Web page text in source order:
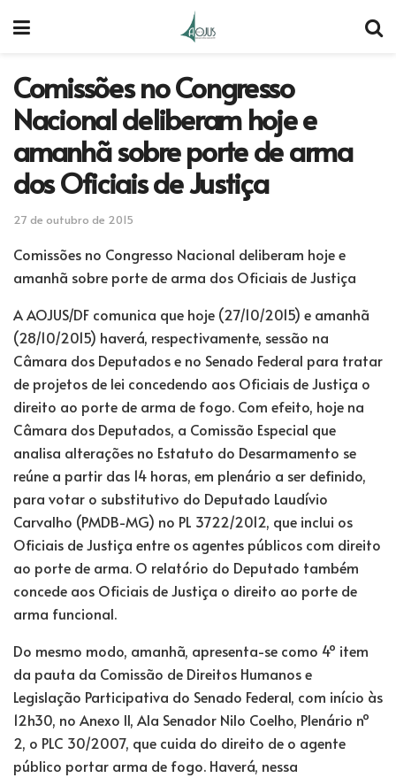
Comissões no Congresso
Nacional deliberam hoje e
amanhã sobre porte de arma
dos Oficiais de Justiça
27 de outubro de 2015
Comissões no Congresso Nacional deliberam hoje e
amanhã sobre porte de arma dos Oficiais de Justiça
A AOJUS/DF comunica que hoje (27/10/2015) e amanhã
(28/10/2015) haverá, respectivamente, sessão na
Câmara dos Deputados e no Senado Federal para tratar
de projetos de lei concedendo aos Oficiais de Justiça o
direito ao porte de arma de fogo. Com efeito, hoje na
Câmara dos Deputados, a Comissão Especial que
analisa alterações no Estatuto do Desarmamento se
reúne a partir das 14 horas, em plenário a ser definido,
para votar o substitutivo do Deputado Laudívio
Carvalho (PMDB-MG) no PL 3722/2012, que inclui os
Oficiais de Justiça entre os agentes públicos com direito
ao porte de arma. O relatório do Deputado também
concede aos Oficiais de Justiça o direito ao porte de
arma funcional.
Do mesmo modo, amanhã, apresenta-se como 4º item
da pauta da Comissão de Direitos Humanos e
Legislação Participativa do Senado Federal, com início às
12h30, no Anexo II, Ala Senador Nilo Coelho, Plenário nº
2, o PLC 30/2007, que cuida do direito de o agente
público portar arma de fogo. Haverá, nessa